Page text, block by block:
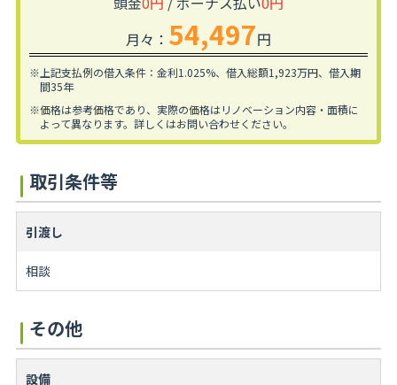
月々： 54,497円
※上記支払例の借入条件：金利1.025%、 借入総額1,923万円、借入期
間35年
※価格は参考価格であり、実際の価格はリノベーション内容・面積に
よって異なります。 詳しくはお問い合わせください。
取引条件等
引渡し
相談
その他
設備